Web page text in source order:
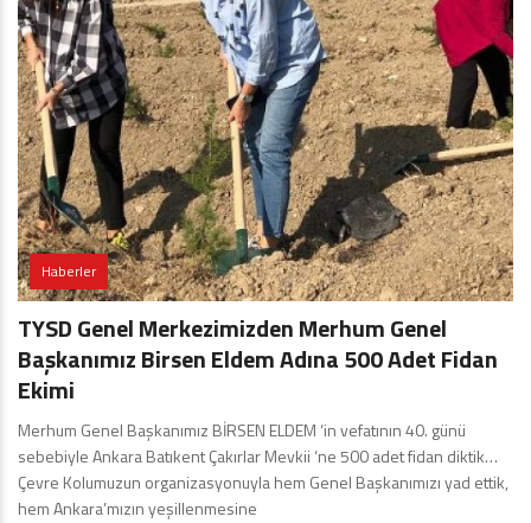
Haberler
TYSD Genel Merkezimizden Merhum Genel
Başkanımız Birsen Eldem Adına 500 Adet Fidan
Ekimi
Merhum Genel Başkanımız BİRSEN ELDEM ‘in vefatının 40. günü
sebebiyle Ankara Batıkent Çakırlar Mevkii ‘ne 500 adet fidan diktik…
Çevre Kolumuzun organizasyonuyla hem Genel Başkanımızı yad ettik,
hem Ankara’mızın yeşillenmesine